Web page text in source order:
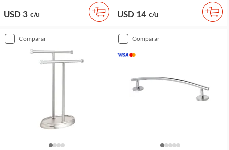
USD 3 c/u USD 14 c/u
comparar comparar